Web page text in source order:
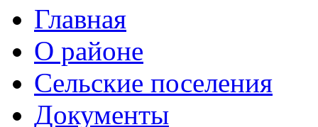
Главная
О районе
Сельские поселения
Документы